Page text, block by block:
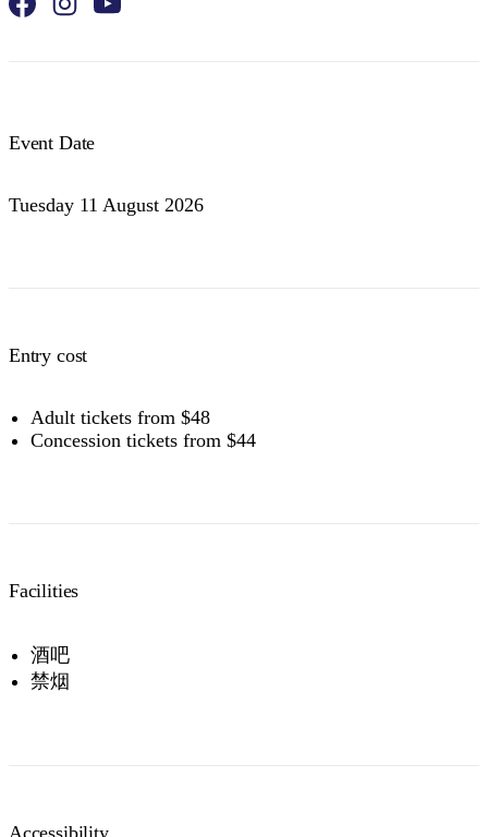
Event Date
Tuesday 11 August 2026
Entry cost
Adult tickets from $48
Concession tickets from $44
Facilities
酒吧
禁烟